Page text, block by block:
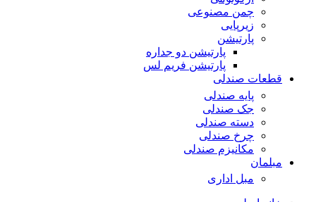
چمن مصنوعی
زیرپایی
پارتیشن
پارتیشن دو جداره
پارتیشن فریم لس
قطعات صندلی
پایه صندلی
جک صندلی
دسته صندلی
چرخ صندلی
مکانیزم صندلی
مبلمان
مبل اداری